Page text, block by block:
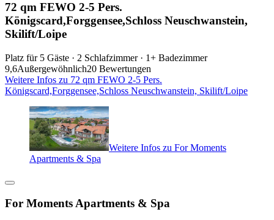
72 qm FEWO 2-5 Pers.
Königscard,Forggensee,Schloss Neuschwanstein,
Skilift/Loipe
Platz für 5 Gäste · 2 Schlafzimmer · 1+ Badezimmer
9,6Außergewöhnlich20 Bewertungen
Weitere Infos zu 72 qm FEWO 2-5 Pers.
Königscard,Forggensee,Schloss Neuschwanstein, Skilift/Loipe
Weitere Infos zu For Moments
Apartments & Spa
For Moments Apartments & Spa